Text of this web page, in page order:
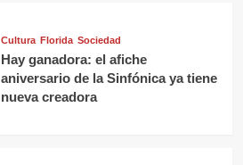
Cultura Florida Sociedad
Hay ganadora: el afiche
aniversario de la Sinfónica ya tiene
nueva creadora